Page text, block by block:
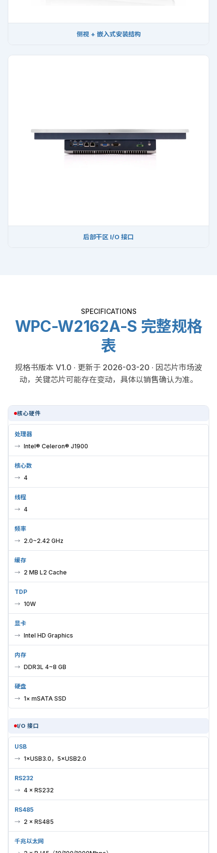
侧视 + 嵌入式安装结构
后部干区 I/O 接口
SPECIFICATIONS
WPC-W2162A-S 完整规格
表
规格书版本 V1.0 · 更新于 2026-03-20 · 因芯片市场波
动，关键芯片可能存在变动，具体以销售确认为准。
核心硬件
处理器
Intel® Celeron® J1900
核心数
4
线程
4
频率
2.0~2.42 GHz
缓存
2 MB L2 Cache
TDP
10W
显卡
Intel HD Graphics
内存
DDR3L 4~8 GB
硬盘
1× mSATA SSD
I/O 接口
USB
1×USB3.0，5×USB2.0
RS232
4 × RS232
RS485
2 × RS485
千兆以太网